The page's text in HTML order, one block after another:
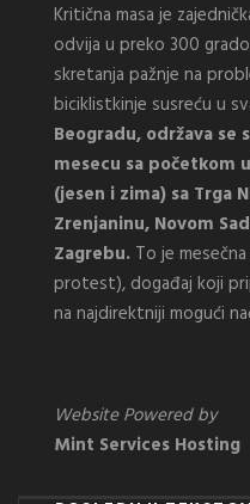
Kritična masa je
odvija u preko 300
skretanja pažnje na
biciklistkinje susreću u
Beogradu, održava se
mesecu sa početkom
(jesen i zima) sa Trga
Zrenjaninu, Novom
Zagrebu. To je
protest), događaj koji
na najdirektniji mogući
Website Powered by
Mint Services Hosting